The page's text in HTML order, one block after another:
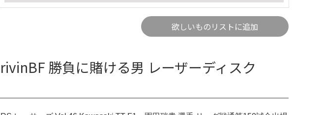
欲しいものリストに追加
負に賭ける男 レーザーディスク